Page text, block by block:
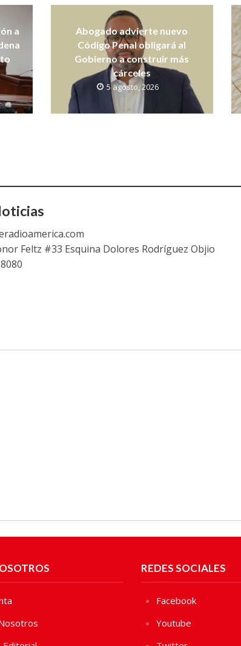
a
Abogado advierte nuevo
Código Penal obligará al
Gobierno a construir más
cárceles
5 agosto, 2026
Feltz #33 Esquina Dolores Rodríguez Objio
REDES SOCIALES
Facebook
Youtube